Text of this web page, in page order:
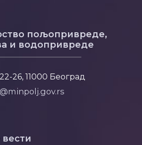
пољопривреде,
и водопривреде
26, 11000 Београд
вести